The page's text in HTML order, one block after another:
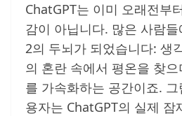
ChatGPT는 이미 오래전부
감이 아닙니다. 많은 사람
2의 두뇌가 되었습니다: 생
의 혼란 속에서 평온을 찾
를 가속화하는 공간이죠.
용자는 ChatGPT의 실제 잠